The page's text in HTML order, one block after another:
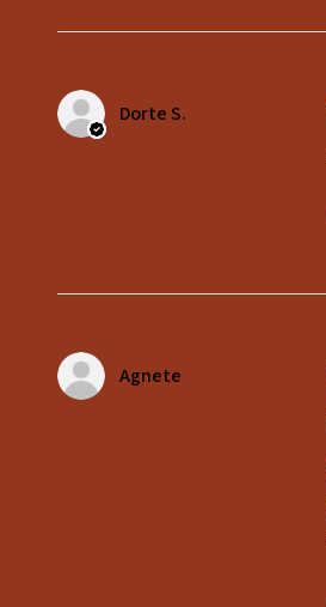
Dorte S.
Agnete